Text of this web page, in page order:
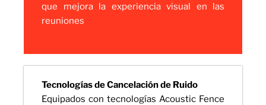
que mejora la experiencia visual en las
reuniones
Tecnologías de Cancelación de Ruido
Equipados con tecnologías Acoustic Fence